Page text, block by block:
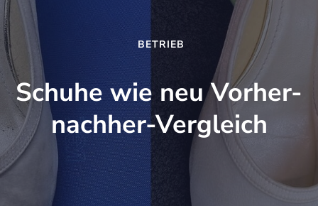
BETRIEB
Schuhe wie neu Vorher-
nachher-Vergleich